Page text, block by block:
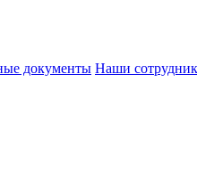
документы Наши